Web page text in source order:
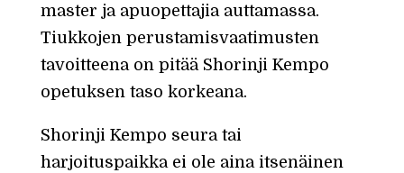
master ja apuopettajia auttamassa.
Tiukkojen perustamisvaatimusten
tavoitteena on pitää Shorinji Kempo
opetuksen taso korkeana.
Shorinji Kempo seura tai
harjoituspaikka ei ole aina itsenäinen